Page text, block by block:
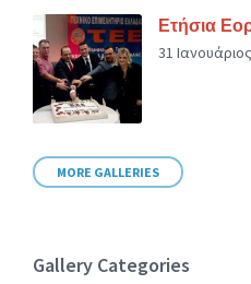
Ετήσια
31
MORE GALLERIES
Gallery Categories